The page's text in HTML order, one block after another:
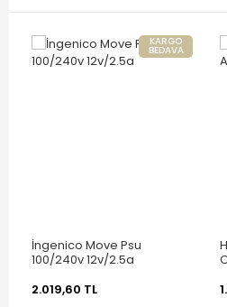
KARGO
BEDAVA
İngenico Move Psu
100/240v 12v/2.5a
2.019,60 TL